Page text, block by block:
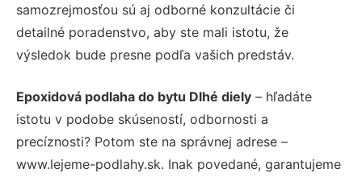
samozrejmosťou sú aj odborné konzultácie či
detailné poradenstvo, aby ste mali istotu, že
výsledok bude presne podľa vašich predstáv.
Epoxidová podlaha do bytu Dlhé diely – hľadáte
istotu v podobe skúseností, odbornosti a
precíznosti? Potom ste na správnej adrese –
www.lejeme-podlahy.sk. Inak povedané, garantujeme